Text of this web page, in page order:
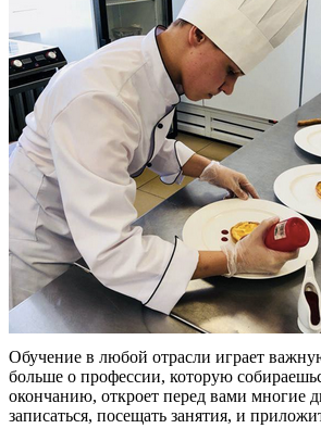
Обучение в любой отрасли играет
больше о профессии, которую
окончанию, откроет перед вами многие
записаться, посещать занятия, и